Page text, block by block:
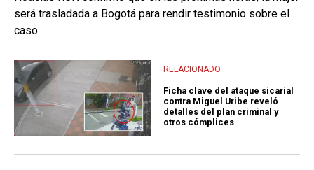
será trasladada a Bogotá para rendir testimonio sobre el
caso.
RELACIONADO
Ficha clave del ataque sicarial
contra Miguel Uribe reveló
detalles del plan criminal y
otros cómplices